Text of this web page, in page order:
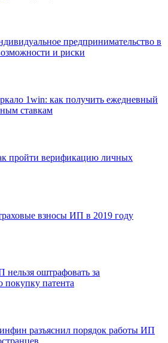
предпринимательство в
и риски
1win: как получить ежедневный
ставкам
пройти верификацию личных
взносы ИП в 2019 году
нельзя оштрафовать за
покупку патента
разъяснил порядок работы ИП